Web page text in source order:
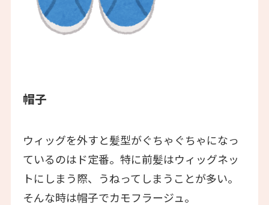
帽子
ウィッグを外すと髪型がぐちゃぐちゃになっ
ているのはド定番。特に前髪はウィッグネッ
トにしまう際、うねってしまうことが多い。
そんな時は帽子でカモフラージュ。